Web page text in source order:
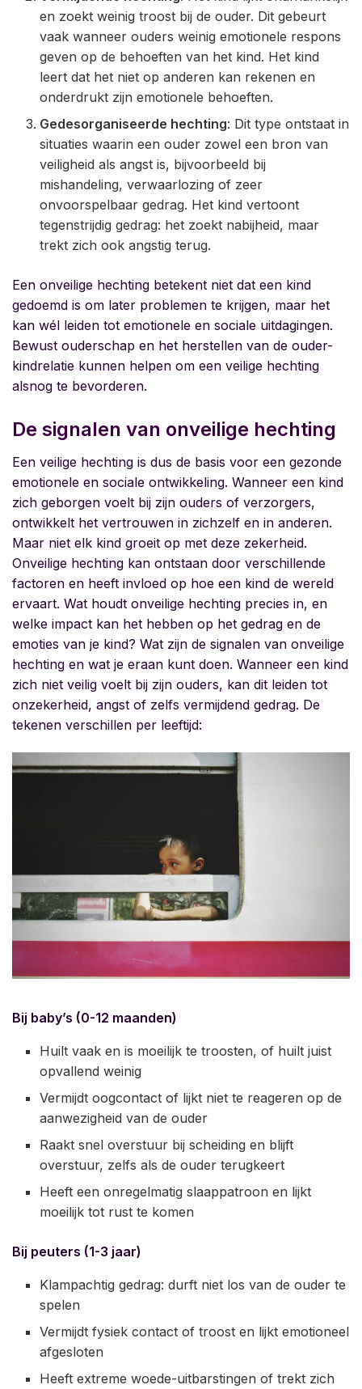
en zoekt weinig troost bij de ouder. Dit gebeurt
vaak wanneer ouders weinig emotionele respons
geven op de behoeften van het kind. Het kind
leert dat het niet op anderen kan rekenen en
onderdrukt zijn emotionele behoeften.
Gedesorganiseerde hechting: Dit type ontstaat in
situaties waarin een ouder zowel een bron van
veiligheid als angst is, bijvoorbeeld bij
mishandeling, verwaarlozing of zeer
onvoorspelbaar gedrag. Het kind vertoont
tegenstrijdig gedrag: het zoekt nabijheid, maar
trekt zich ook angstig terug.
Een onveilige hechting betekent niet dat een kind
gedoemd is om later problemen te krijgen, maar het
kan wél leiden tot emotionele en sociale uitdagingen.
Bewust ouderschap en het herstellen van de ouder-
kindrelatie kunnen helpen om een veilige hechting
alsnog te bevorderen.
De signalen van onveilige hechting
Een veilige hechting is dus de basis voor een gezonde
emotionele en sociale ontwikkeling. Wanneer een kind
zich geborgen voelt bij zijn ouders of verzorgers,
ontwikkelt het vertrouwen in zichzelf en in anderen.
Maar niet elk kind groeit op met deze zekerheid.
Onveilige hechting kan ontstaan door verschillende
factoren en heeft invloed op hoe een kind de wereld
ervaart. Wat houdt onveilige hechting precies in, en
welke impact kan het hebben op het gedrag en de
emoties van je kind? Wat zijn de signalen van onveilige
hechting en wat je eraan kunt doen. Wanneer een kind
zich niet veilig voelt bij zijn ouders, kan dit leiden tot
onzekerheid, angst of zelfs vermijdend gedrag. De
tekenen verschillen per leeftijd:
Bij baby’s (0-12 maanden)
Huilt vaak en is moeilijk te troosten, of huilt juist
opvallend weinig
Vermijdt oogcontact of lijkt niet te reageren op de
aanwezigheid van de ouder
Raakt snel overstuur bij scheiding en blijft
overstuur, zelfs als de ouder terugkeert
Heeft een onregelmatig slaappatroon en lijkt
moeilijk tot rust te komen
Bij peuters (1-3 jaar)
Klampachtig gedrag: durft niet los van de ouder te
spelen
Vermijdt fysiek contact of troost en lijkt emotioneel
afgesloten
Heeft extreme woede-uitbarstingen of trekt zich